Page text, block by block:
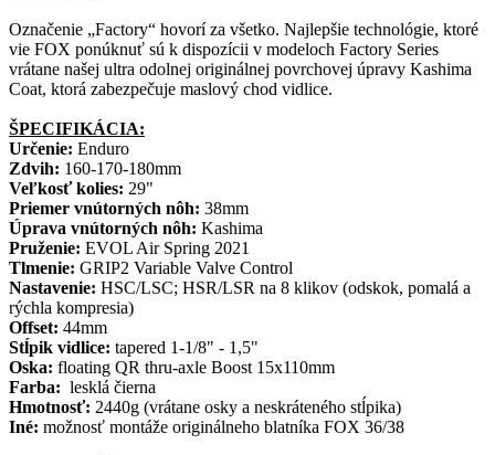
Označenie „Factory“ hovorí za všetko. Najlepšie technológie, ktoré
vie FOX ponúknuť sú k dispozícii v modeloch Factory Series
vrátane našej ultra odolnej originálnej povrchovej úpravy Kashima
Coat, ktorá zabezpečuje maslový chod vidlice.
ŠPECIFIKÁCIA:
Určenie: Enduro
Zdvih: 160-170-180mm
Veľkosť kolies: 29"
Priemer vnútorných nôh: 38mm
Úprava vnútorných nôh: Kashima
Pruženie: EVOL Air Spring 2021
Tlmenie: GRIP2 Variable Valve Control
Nastavenie: HSC/LSC; HSR/LSR na 8 klikov (odskok, pomalá a
rýchla kompresia)
Offset: 44mm
Stĺpik vidlice: tapered 1-1/8" - 1,5"
Oska: floating QR thru-axle Boost 15x110mm
Farba: lesklá čierna
Hmotnosť: 2440g (vrátane osky a neskráteného stĺpika)
Iné: možnosť montáže originálneho blatníka FOX 36/38